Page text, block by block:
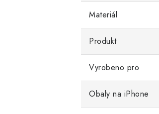
Materiál
Produkt
Vyrobeno pro
Obaly na iPhone